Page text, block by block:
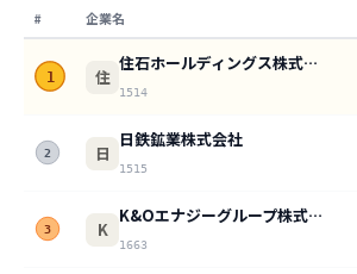
# 企業名
1 住
住石ホールディングス株式会社
1514
2 日
日鉄鉱業株式会社
1515
3 K
K&Oエナジーグループ株式会社
1663